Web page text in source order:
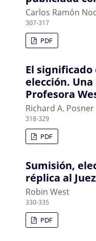
Carlos Ramón
307-317
PDF
El
elección.
Profesora
Richard A. Posner
318-329
PDF
Sumisión,
réplica al
Robin West
330-335
PDF